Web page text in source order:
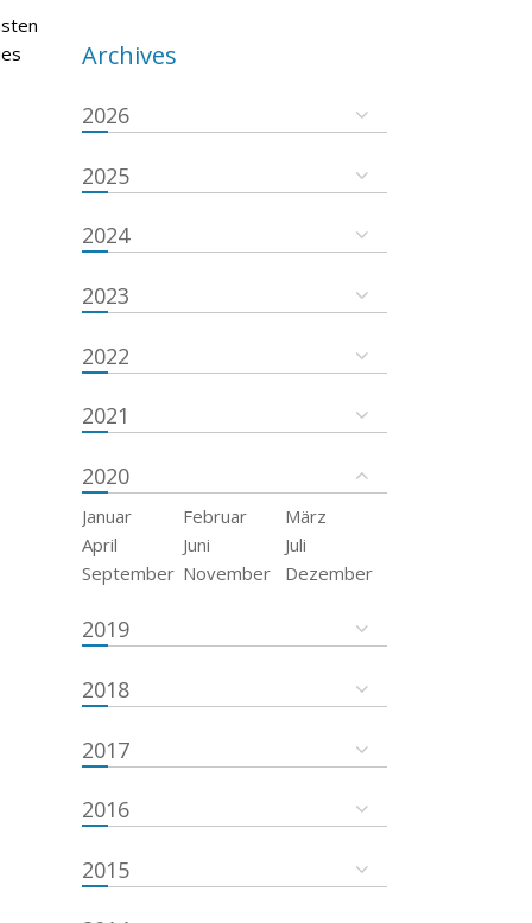
Archives
2026
2025
2024
2023
2022
2021
2020
Januar Februar
März
April
Juni
Juli
September November Dezember
2019
2018
2017
2016
2015